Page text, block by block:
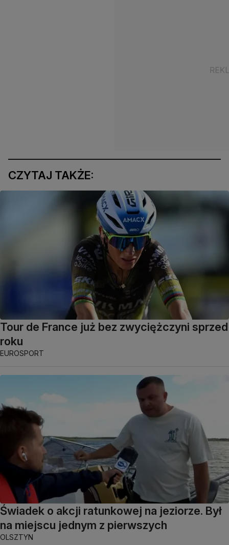
CZYTAJ TAKŻE:
Tour de France już bez zwyciężczyni sprzed
roku
EUROSPORT
Świadek o akcji ratunkowej na jeziorze. Był
na miejscu jednym z pierwszych
OLSZTYN